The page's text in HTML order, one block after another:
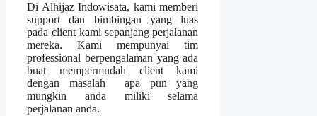
Di Alhijaz Indowisata, kami memberi
support dan bimbingan yang luas
pada client kami sepanjang perjalanan
mereka. Kami mempunyai tim
professional berpengalaman yang ada
buat mempermudah client kami
dengan masalah apa pun yang
mungkin anda miliki selama
perjalanan anda.